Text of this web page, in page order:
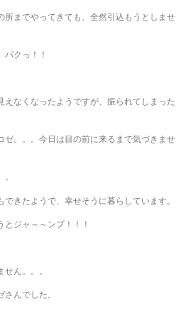
所までやってきても、全然引込もうとしませ
クっ！！
えなくなったようですが、振られてしまった
ゼ。。。今日は目の前に来るまで気づきませ
きたようで、幸せそうに暮らしています。
とジャ～～ンプ！！！
ん。。。
んでした。